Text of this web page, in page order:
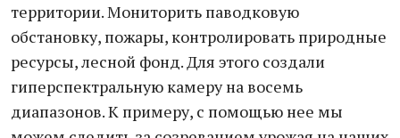
территории. Мониторить паводковую
обстановку, пожары, контролировать природные
ресурсы, лесной фонд. Для этого создали
гиперспектральную камеру на восемь
диапазонов. К примеру, с помощью нее мы